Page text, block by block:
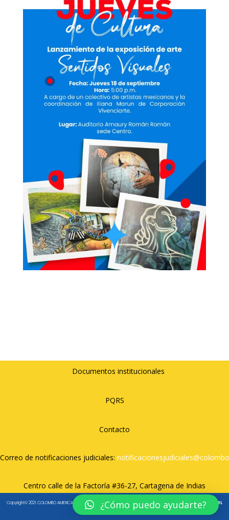
Documentos institucionales
PQRS
Contacto
Correo de notificaciones judiciales: notificacionesjudiciales@
Centro calle de la Factoría #36-27, Cartagena de Indias
Copyright© 2021 COLOMBO AMERICANO CARTAGENA. All rights reserved. – Diseñado porTáctico Agencia JDRL
¿Cómo puedo ayudarte?